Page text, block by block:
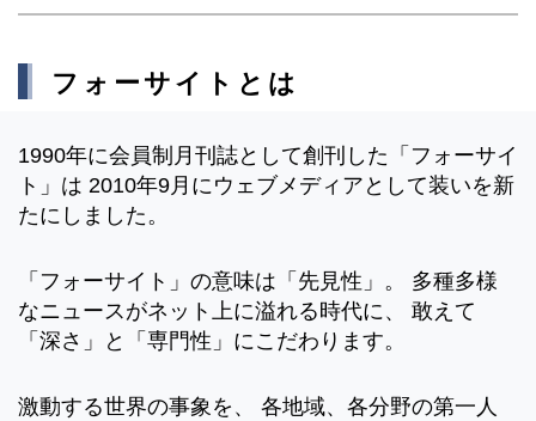
フォーサイトとは
1990年に会員制月刊誌として創刊した「フォーサイ
ト」は 2010年9月にウェブメディアとして装いを新
たにしました。
「フォーサイト」の意味は「先見性」。 多種多様
なニュースがネット上に溢れる時代に、 敢えて
「深さ」と「専門性」にこだわります。
激動する世界の事象を、 各地域、各分野の第一人